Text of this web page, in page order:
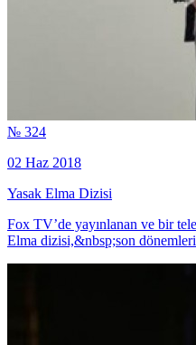
№ 324
02 Haz 2018
Yasak Elma Dizisi
Fox TV’de yayınlanan ve bir
Elma dizisi,&nbsp;son